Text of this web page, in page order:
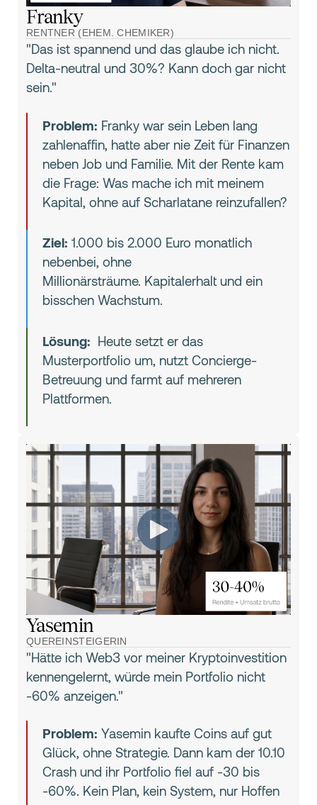
Franky
RENTNER (EHEM. CHEMIKER)
"Das ist spannend und das glaube ich nicht.
Delta-neutral und 30%? Kann doch gar nicht
sein."
Problem: Franky war sein Leben lang
zahlenaffin, hatte aber nie Zeit für Finanzen
neben Job und Familie. Mit der Rente kam
die Frage: Was mache ich mit meinem
Kapital, ohne auf Scharlatane reinzufallen?
Ziel: 1.000 bis 2.000 Euro monatlich
nebenbei, ohne
Millionärsträume. Kapitalerhalt und ein
bisschen Wachstum.
Lösung: Heute setzt er das
Musterportfolio um, nutzt Concierge-
Betreuung und farmt auf mehreren
Plattformen.
Yasemin
QUEREINSTEIGERIN
"Hätte ich Web3 vor meiner Kryptoinvestition
kennengelernt, würde mein Portfolio nicht
-60% anzeigen."
Problem: Yasemin kaufte Coins auf gut
Glück, ohne Strategie. Dann kam der 10.10
Crash und ihr Portfolio fiel auf -30 bis
-60%. Kein Plan, kein System, nur Hoffen